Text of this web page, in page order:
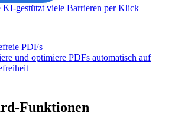
KI-gestützt viele Barrieren per Klick
PDFs
und optimiere PDFs automatisch auf
Funktionen